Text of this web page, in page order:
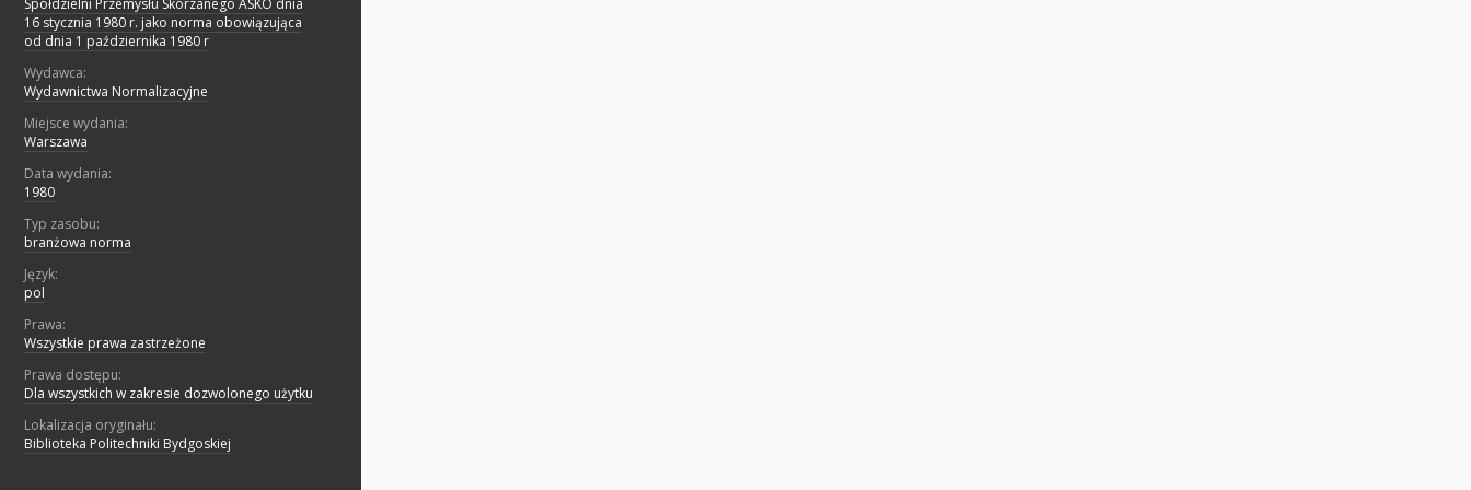
Spółdzielni Przemysłu Skórzanego ASKO dnia
16 stycznia 1980 r. jako norma obowiązująca
od dnia 1 października 1980 r
Wydawca:
Wydawnictwa Normalizacyjne
Miejsce wydania:
Warszawa
Data wydania:
1980
Typ zasobu:
branżowa norma
Język:
pol
Prawa:
Wszystkie prawa zastrzeżone
Prawa dostępu:
Dla wszystkich w zakresie dozwolonego użytku
Lokalizacja oryginału:
Biblioteka Politechniki Bydgoskiej